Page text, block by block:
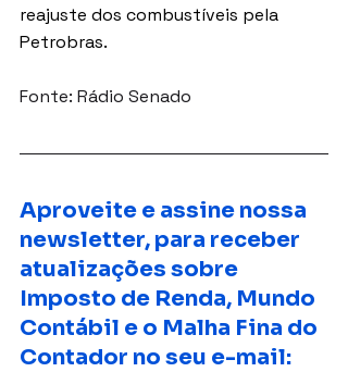
reajuste dos combustíveis pela
Petrobras.
Fonte: Rádio Senado
Aproveite e assine nossa
newsletter, para receber
atualizações sobre
Imposto de Renda, Mundo
Contábil e o Malha Fina do
Contador no seu e-mail: